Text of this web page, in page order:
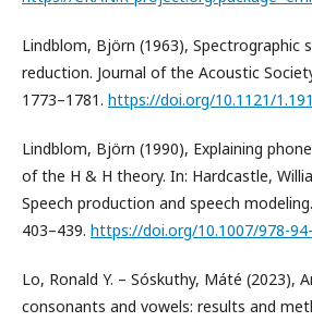
Lindblom, Björn (1963), Spectrographic
reduction. Journal of the Acoustic
1773–1781. https://doi.org/10.1121/
Lindblom, Björn (1990), Explaining
of the H & H theory. In: Hardcastle,
Speech production and speech
403–439. https://doi.org/10.1007/978-
Lo, Ronald Y. – Sóskuthy, Máté (2023),
consonants and vowels: results and